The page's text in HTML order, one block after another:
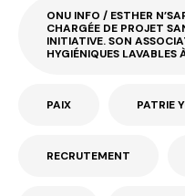
ONU INFO / ESTHER
CHARGÉE DE PROJET
INITIATIVE. SON
HYGIÉNIQUES LAVABLES
PAIX PATRIE
RECRUTEMENT